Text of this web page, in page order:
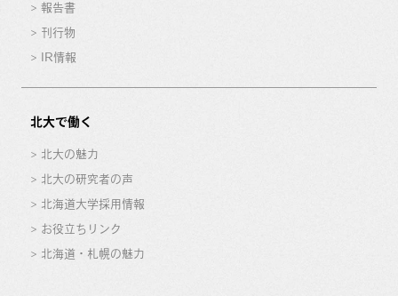
報告書
刊行物
IR情報
北大で働く
北大の魅力
北大の研究者の声
北海道大学採用情報
お役立ちリンク
北海道・札幌の魅力